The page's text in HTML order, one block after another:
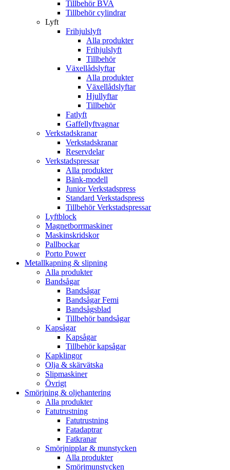
Tillbehör BVA
Tillbehör cylindrar
Lyft
Frihjulslyft
Alla produkter
Frihjulslyft
Tillbehör
Växellådslyftar
Alla produkter
Växellådslyftar
Hjullyftar
Tillbehör
Fatlyft
Gaffellyftvagnar
Verkstadskranar
Verkstadskranar
Reservdelar
Verkstadspressar
Alla produkter
Bänk-modell
Junior Verkstadspress
Standard Verkstadspress
Tillbehör Verkstadspressar
Lyftblock
Magnetborrmaskiner
Maskinskridskor
Pallbockar
Porto Power
Metallkapning & slipning
Alla produkter
Bandsågar
Bandsågar
Bandsågar Femi
Bandsågsblad
Tillbehör bandsågar
Kapsågar
Kapsågar
Tillbehör kapsågar
Kapklingor
Olja & skärvätska
Slipmaskiner
Övrigt
Smörjning & oljehantering
Alla produkter
Fatutrustning
Fatutrustning
Fatadaptrar
Fatkranar
Smörjnipplar & munstycken
Alla produkter
Smörjmunstycken